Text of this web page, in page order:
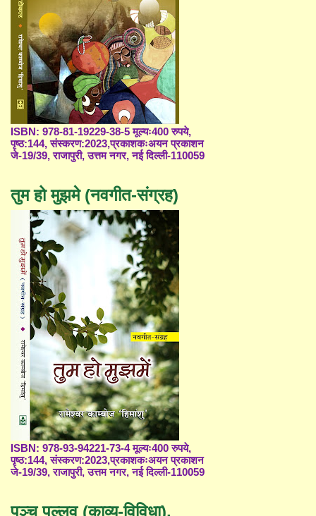
ISBN: 978-81-19229-38-5 मूल्यः400 रुपये,
पृष्ठ:144, संस्करण:2023,प्रकाशकःअयन प्रकाशन
जे-19/39, राजापुरी, उत्तम नगर, नई दिल्ली-110059
तुम हो मुझमे (नवगीत-संग्रह)
ISBN: 978-93-94221-73-4 मूल्यः400 रुपये,
पृष्ठ:144, संस्करण:2023,प्रकाशकःअयन प्रकाशन
जे-19/39, राजापुरी, उत्तम नगर, नई दिल्ली-110059
पञ्च पल्लव (काव्य-विविधा),